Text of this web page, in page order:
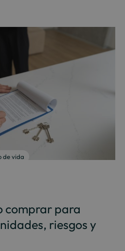
de vida
comprar para
riesgos y